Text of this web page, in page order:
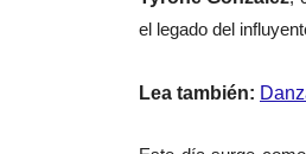
el legado del
Lea también: